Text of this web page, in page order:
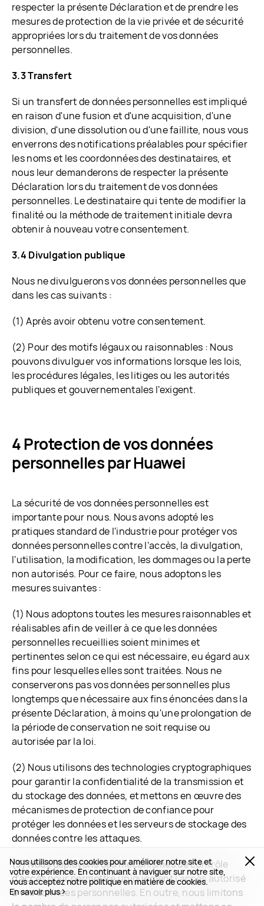
Nous utilisons des cookies pour améliorer notre site et
votre expérience. En continuant à naviguer sur notre site,
vous acceptez notre politique en matière de cookies.
En savoir plus
respecter la présente Déclaration et de prendre les
mesures de protection de la vie privée et de sécurité
appropriées lors du traitement de vos données
personnelles.
3.3 Transfert
Si un transfert de données personnelles est impliqué
en raison d'une fusion et d'une acquisition, d'une
division, d'une dissolution ou d'une faillite, nous vous
enverrons des notifications préalables pour spécifier
les noms et les coordonnées des destinataires, et
nous leur demanderons de respecter la présente
Déclaration lors du traitement de vos données
personnelles. Le destinataire qui tente de modifier la
finalité ou la méthode de traitement initiale devra
obtenir à nouveau votre consentement.
3.4 Divulgation publique
Nous ne divulguerons vos données personnelles que
dans les cas suivants :
(1) Après avoir obtenu votre consentement.
(2) Pour des motifs légaux ou raisonnables : Nous
pouvons divulguer vos informations lorsque les lois,
les procédures légales, les litiges ou les autorités
publiques et gouvernementales l'exigent.
4 Protection de vos données
personnelles par Huawei
La sécurité de vos données personnelles est
importante pour nous. Nous avons adopté les
pratiques standard de l'industrie pour protéger vos
données personnelles contre l'accès, la divulgation,
l'utilisation, la modification, les dommages ou la perte
non autorisés. Pour ce faire, nous adoptons les
mesures suivantes :
(1) Nous adoptons toutes les mesures raisonnables et
réalisables afin de veiller à ce que les données
personnelles recueillies soient minimes et
pertinentes selon ce qui est nécessaire, eu égard aux
fins pour lesquelles elles sont traitées. Nous ne
conserverons pas vos données personnelles plus
longtemps que nécessaire aux fins énoncées dans la
présente Déclaration, à moins qu'une prolongation de
la période de conservation ne soit requise ou
autorisée par la loi.
(2) Nous utilisons des technologies cryptographiques
pour garantir la confidentialité de la transmission et
du stockage des données, et mettons en œuvre des
mécanismes de protection de confiance pour
protéger les données et les serveurs de stockage des
données contre les attaques.
(3) Nous déployons des mécanismes de contrôle
d'accès pour permettre uniquement l'accès autorisé
à vos données personnelles. En outre, nous limitons